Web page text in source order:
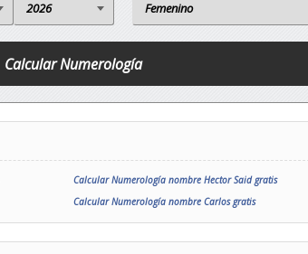
Calcular Numerología nombre Hector Said gratis
Calcular Numerología nombre Carlos gratis